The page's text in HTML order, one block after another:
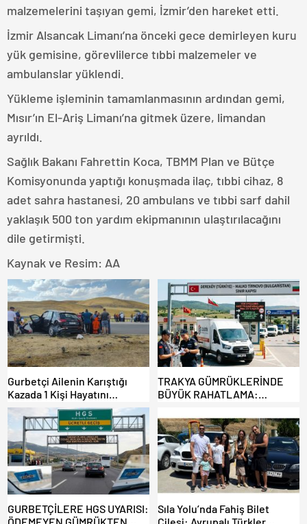
malzemelerini taşıyan gemi, İzmir’den hareket etti.
İzmir Alsancak Limanı’na önceki gece demirleyen kuru
yük gemisine, görevlilerce tıbbi malzemeler ve
ambulanslar yüklendi.
Yükleme işleminin tamamlanmasının ardından gemi,
Mısır’ın El-Ariş Limanı’na gitmek üzere, limandan
ayrıldı.
Sağlık Bakanı Fahrettin Koca, TBMM Plan ve Bütçe
Komisyonunda yaptığı konuşmada ilaç, tıbbi cihaz, 8
adet sahra hastanesi, 20 ambulans ve tıbbi sarf dahil
yaklaşık 500 ton yardım ekipmanının ulaştırılacağını
dile getirmişti.
Kaynak ve Resim: AA
Gurbetçi Ailenin Karıştığı
Kazada 1 Kişi Hayatını
Kaybederken, 7 kişi Yaralandı.
TRAKYA GÜMRÜKLERİNDE
BÜYÜK RAHATLAMA:
ARAÇLARA AÇILIYOR!
GURBETÇİLERE HGS UYARISI:
Sıla Yolu’nda Fahiş Bilet